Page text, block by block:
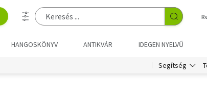
HANGOSKÖNYV ANTIKVÁR IDEGEN NYELVŰ
Segítség